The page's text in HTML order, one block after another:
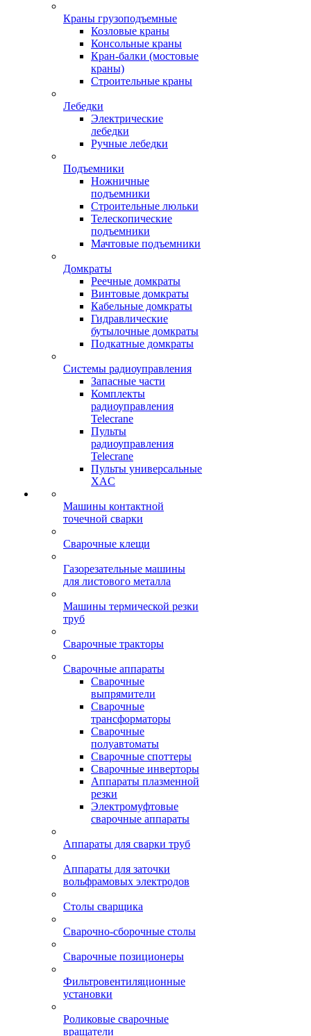
Краны грузоподъемные
Козловые краны
Консольные краны
Кран-балки (мостовые
краны)
Строительные краны
Лебедки
Электрические
лебедки
Ручные лебедки
Подъемники
Ножничные
подъемники
Строительные люльки
Телескопические
подъемники
Мачтовые подъемники
Домкраты
Реечные домкраты
Винтовые домкраты
Кабельные домкраты
Гидравлические
бутылочные домкраты
Подкатные домкраты
Системы радиоуправления
Запасные части
Комплекты
радиоуправления
Telecrane
Пульты
радиоуправления
Telecrane
Пульты универсальные
XAC
Машины контактной
точечной сварки
Сварочные клещи
Газорезательные машины
для листового металла
Машины термической резки
труб
Сварочные тракторы
Сварочные аппараты
Сварочные
выпрямители
Сварочные
трансформаторы
Сварочные
полуавтоматы
Сварочные споттеры
Сварочные инверторы
Аппараты плазменной
резки
Электромуфтовые
сварочные аппараты
Аппараты для сварки труб
Аппараты для заточки
вольфрамовых электродов
Столы сварщика
Сварочно-сборочные столы
Сварочные позиционеры
Фильтровентиляционные
установки
Роликовые сварочные
вращатели